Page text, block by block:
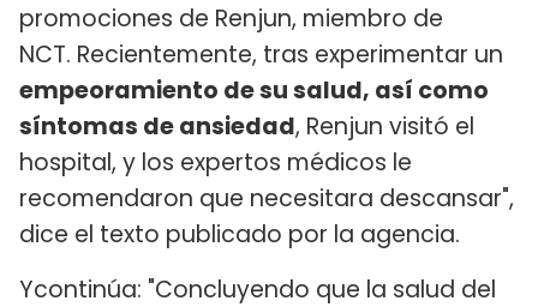
promociones de Renjun, miembro de
NCT. Recientemente, tras experimentar un
empeoramiento de su salud, así como
síntomas de ansiedad, Renjun visitó el
hospital, y los expertos médicos le
recomendaron que necesitara descansar",
dice el texto publicado por la agencia.
Ycontinúa: "Concluyendo que la salud del